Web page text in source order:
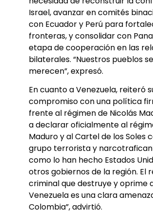
Israel, avanzar en comités
con Ecuador y Perú para
fronteras, y consolidar con
etapa de cooperación en las
bilaterales. “Nuestros pueblos
merecen”, expresó.
En cuanto a Venezuela, reiteró
compromiso con una política
frente al régimen de Nicolás
a declarar oficialmente al
Maduro y al Cartel de los Soles
grupo terrorista y
como lo han hecho Estados
otros gobiernos de la región. El
criminal que destruye y oprime
Venezuela es una clara
Colombia”, advirtió.